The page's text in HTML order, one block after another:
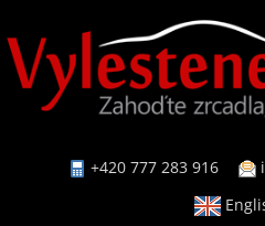
+420 777 283 916